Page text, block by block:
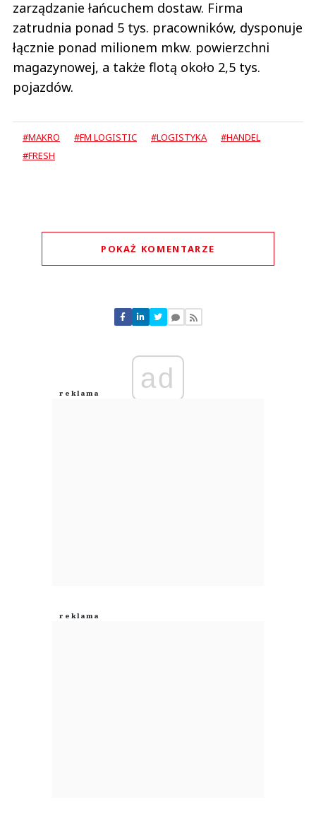
zarządzanie łańcuchem dostaw. Firma
zatrudnia ponad 5 tys. pracowników, dysponuje
łącznie ponad milionem mkw. powierzchni
magazynowej, a także flotą około 2,5 tys.
pojazdów.
#MAKRO #FM LOGISTIC #LOGISTYKA
#HANDEL
#FRESH
POKAŻ KOMENTARZE
Nie znaleziono komentarzy
Zostaw swoje komentarze
Anuluj
ad